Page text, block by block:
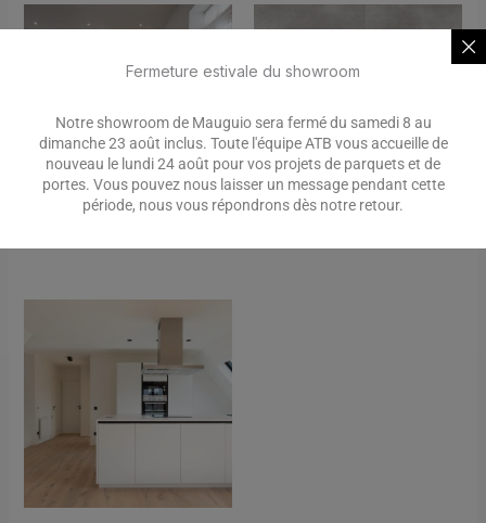
Fermeture estivale du showroom
Notre showroom de Mauguio sera fermé du samedi 8 au
dimanche 23 août inclus. Toute l'équipe ATB vous accueille de
nouveau le lundi 24 août pour vos projets de parquets et de
portes. Vous pouvez nous laisser un message pendant cette
période, nous vous répondrons dès notre retour.